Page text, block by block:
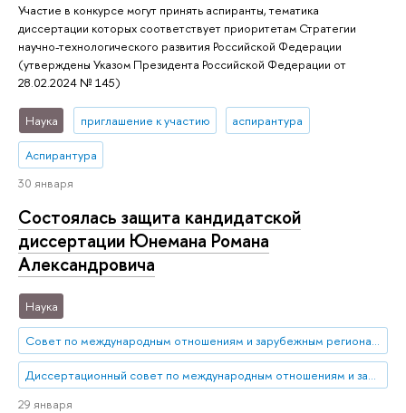
Участие в конкурсе могут принять аспиранты, тематика
диссертации которых соответствует приоритетам Стратегии
научно-технологического развития Российской Федерации
(утверждены Указом Президента Российской Федерации от
28.02.2024 № 145)
Наука приглашение к участию аспирантура
Аспирантура
30 января
Состоялась защита кандидатской
диссертации Юнемана Романа
Александровича
Наука
Совет по международным отношениям и зарубежным региональным исследованиям
Диссертационный совет по международным отношениям и зарубежным региональным исследованиям
29 января